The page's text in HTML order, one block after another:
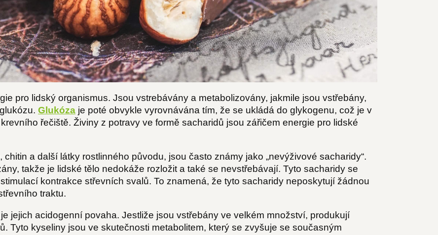
pro lidský organismus. Jsou vstrebávány a metabolizovány, jakmile jsou vstřebány,
Glukóza je poté obvykle vyrovnávána tím, že se ukládá do glykogenu, což je v
řečiště. Živiny z potravy ve formě sacharidů jsou zářičem energie pro lidské
a další látky rostlinného původu, jsou často známy jako „nevýživové sacharidy“.
takže je lidské tělo nedokáže rozložit a také se nevstřebávají. Tyto sacharidy se
kontrakce střevních svalů. To znamená, že tyto sacharidy neposkytují žádnou
traktu.
jejich acidogenní povaha. Jestliže jsou vstřebány ve velkém množství, produkují
Tyto kyseliny jsou ve skutečnosti metabolitem, který se zvyšuje se současným